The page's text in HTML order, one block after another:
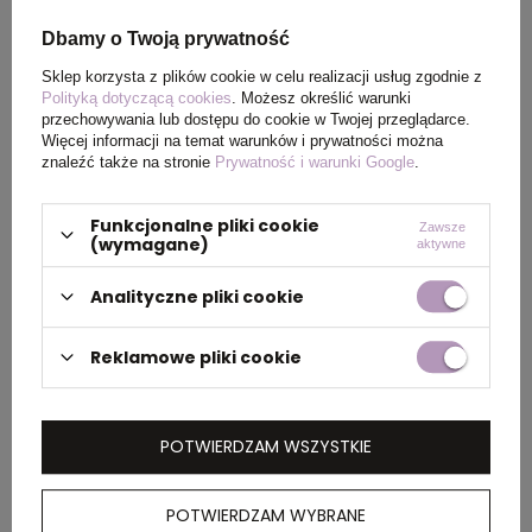
PAKOWANIE
kartonu
zewnętrznego
25 cm
zewnętrznego
10 kg,14 kg
Męska koszulka polo z krótkim rękawem Helios
Dbamy o Twoją prywatność
Sklep korzysta z plików cookie w celu realizacji usług zgodnie z
Polityką dotyczącą cookies . Możesz określić warunki
przechowywania lub dostępu do cookie w Twojej przeglądarce.
Więcej informacji na temat warunków i prywatności można
znaleźć także na stronie Prywatność i warunki Google
Funkcjonalne pliki cookie
(wymagane)
Zawsze
aktywne
Analityczne pliki cookie
Reklamowe pliki cookie
POTWIERDZAM WYBRANE
POTWIERDZAM WSZYSTKIE